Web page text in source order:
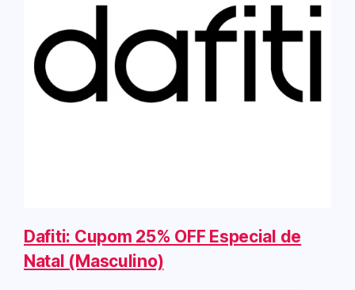
Dafiti: Cupom 25% OFF Especial de
Natal (Masculino)